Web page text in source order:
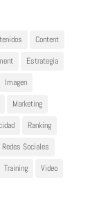
Content
Estrategia
Imagen
Marketing
Ranking
Redes Sociales
Training
Video